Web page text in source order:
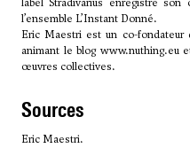
l’ensemble L’Instant Donné.
Eric Maestri est un co-
animant le blog www.nuthing.eu
œuvres collectives.
sources
Eric Maestri.